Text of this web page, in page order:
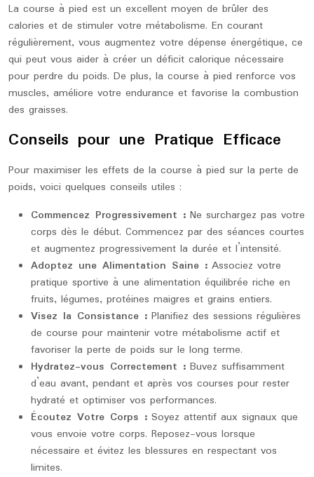
La course à pied est un excellent moyen de brûler des
calories et de stimuler votre métabolisme. En courant
régulièrement, vous augmentez votre dépense énergétique, ce
qui peut vous aider à créer un déficit calorique nécessaire
pour perdre du poids. De plus, la course à pied renforce vos
muscles, améliore votre endurance et favorise la combustion
des graisses.
Conseils pour une Pratique Efficace
Pour maximiser les effets de la course à pied sur la perte de
poids, voici quelques conseils utiles :
Commencez Progressivement : Ne surchargez pas votre
corps dès le début. Commencez par des séances courtes
et augmentez progressivement la durée et l’intensité.
Adoptez une Alimentation Saine : Associez votre
pratique sportive à une alimentation équilibrée riche en
fruits, légumes, protéines maigres et grains entiers.
Visez la Consistance : Planifiez des sessions régulières
de course pour maintenir votre métabolisme actif et
favoriser la perte de poids sur le long terme.
Hydratez-vous Correctement : Buvez suffisamment
d’eau avant, pendant et après vos courses pour rester
hydraté et optimiser vos performances.
Écoutez Votre Corps : Soyez attentif aux signaux que
vous envoie votre corps. Reposez-vous lorsque
nécessaire et évitez les blessures en respectant vos
limites.